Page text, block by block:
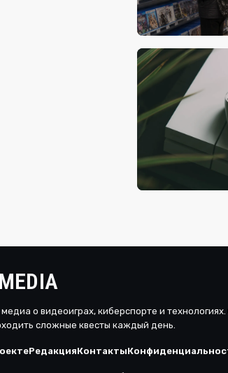
сегодня, 13:19
Новому
Программа
о видеоиграх, киберспорте и
сложные квесты каждый день.
РедакцияКонтакты